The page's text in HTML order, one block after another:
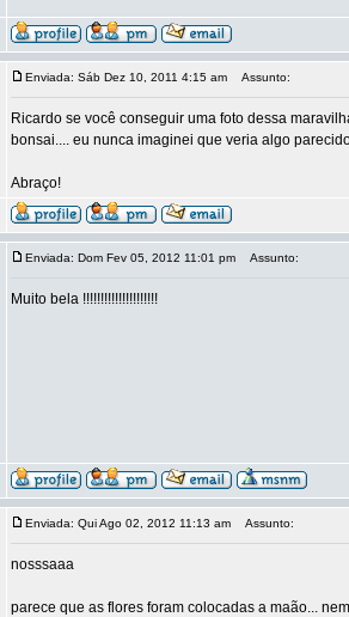
Enviada: Sáb Dez 10, 2011 4:15 am Assunto:
Ricardo se você conseguir uma foto dessa
bonsai.... eu nunca imaginei que veria algo
Abraço!
Enviada: Dom Fev 05, 2012 11:01 pm Assunto:
Muito bela !!!!!!!!!!!!!!!!!!!!!
Enviada: Qui Ago 02, 2012 11:13 am Assunto:
nosssaaa
parece que as flores foram colocadas a maão...